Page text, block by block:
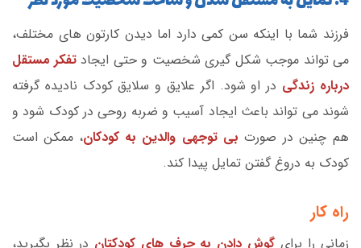
فرزند شما با اینکه سن کمی دارد اما دیدن کارتون های مختلف،
می تواند موجب شکل گیری شخصیت و حتی ایجاد تفکر مستقل
درباره زندگی در او شود. اگر علایق و سلایق کودک نادیده گرفته
شوند می تواند باعث ایجاد آسیب و ضربه روحی در کودک شود و
هم چنین در صورت بی توجهی والدین به کودکان، ممکن است
کودک به دروغ گفتن تمایل پیدا کند.
راه کار
زمانی را برای گوش دادن به حرف های کودکتان در نظر بگیرید،